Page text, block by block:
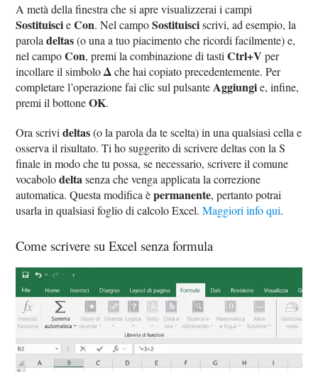
A metà della finestra che si apre visualizzerai i campi
SostituiscieCon. Nel campoSostituisciscrivi, ad esempio, la
paroladeltas(o una a tuo piacimento che ricordi facilmente) e,
nel campoCon, premi la combinazione di tastiCtrl+V per
incollare il simboloΔche hai copiato precedentemente. Per
completare l’operazione fai clic sul pulsanteAggiungie, infine,
premi il bottoneOK.
Ora scrivideltas(o la parola da te scelta) in una qualsiasi cella e
osserva il risultato. Ti ho suggerito di scrivere deltas con la S
finale in modo che tu possa, se necessario, scrivere il comune
vocabolodeltasenza che venga applicata la correzione
automatica. Questa modifica èpermanente, pertanto potrai
usarla in qualsiasi foglio di calcolo Excel.Maggiori info qui.
Come scrivere su Excel senza formula